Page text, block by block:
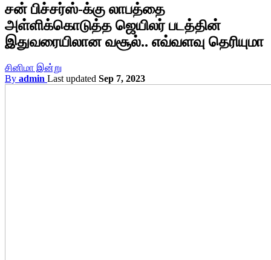
சன் பிச்சர்ஸ்-க்கு லாபத்தை
அள்ளிக்கொடுத்த ஜெயிலர் படத்தின்
இதுவரையிலான வசூல்.. எவ்வளவு தெரியுமா
சினிமா இன்று
By admin Last updated Sep 7, 2023